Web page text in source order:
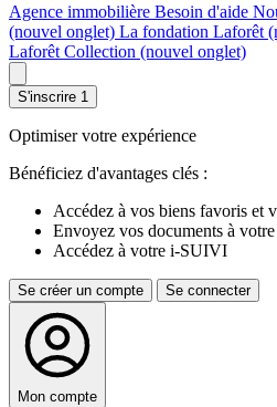
Agence immobilière Besoin d'aide
(nouvel onglet) La fondation Laforêt
Laforêt Collection (nouvel onglet)
S'inscrire 1
Optimiser votre expérience
Bénéficiez d'avantages clés :
Accédez à vos biens favoris et
Envoyez vos documents à
Accédez à votre i-SUIVI
Se créer un compte Se connecter
Mon compte